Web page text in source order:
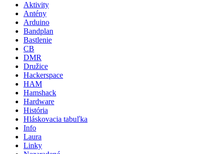
Aktivity
Antény
Arduino
Bandplan
Bastlenie
CB
DMR
Družice
Hackerspace
HAM
Hamshack
Hardware
História
Hláskovacia tabuľka
Info
Laura
Linky